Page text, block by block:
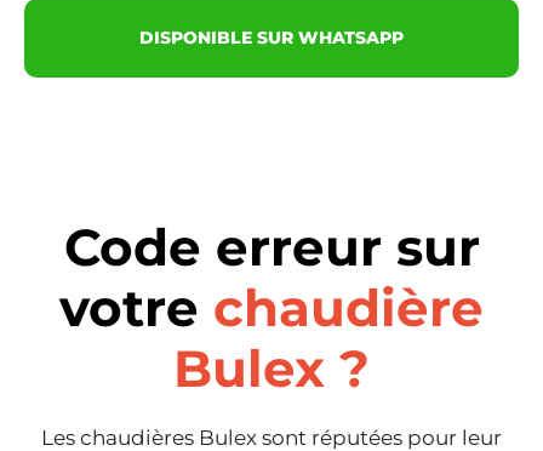
DISPONIBLE SUR WHATSAPP
Code erreur sur
votre chaudière
Bulex ?
Les chaudières Bulex sont réputées pour leur